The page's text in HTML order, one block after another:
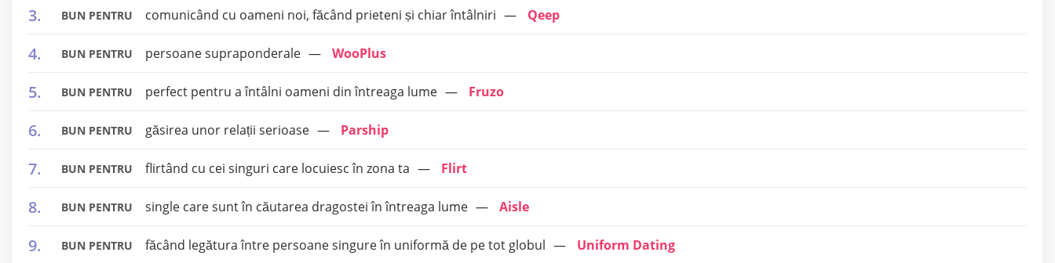
BUN PENTRU comunicând cu oameni noi, făcând prieteni și chiar întâlniri Qeep
BUN PENTRU persoane supraponderale WooPlus
BUN PENTRU perfect pentru a întâlni oameni din întreaga lume Fruzo
BUN PENTRU găsirea unor relații serioase Parship
BUN PENTRU flirtând cu cei singuri care locuiesc în zona ta Flirt
BUN PENTRU single care sunt în căutarea dragostei în întreaga lume Aisle
BUN PENTRU făcând legătura între persoane singure în uniformă de pe tot globul Uniform Dating